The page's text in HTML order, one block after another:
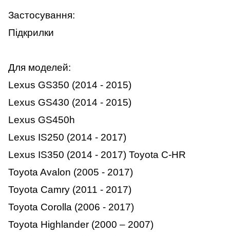
Застосування:
Підкрилки
Для моделей:
Lexus GS350 (2014 - 2015)
Lexus GS430 (2014 - 2015)
Lexus GS450h
Lexus IS250 (2014 - 2017)
Lexus IS350 (2014 - 2017) Toyota C-HR
Toyota Avalon (2005 - 2017)
Toyota Camry (2011 - 2017)
Toyota Corolla (2006 - 2017)
Toyota Highlander (2000 – 2007)